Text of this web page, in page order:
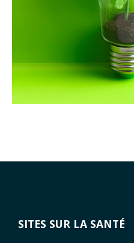
SITES SUR LA SANTÉ